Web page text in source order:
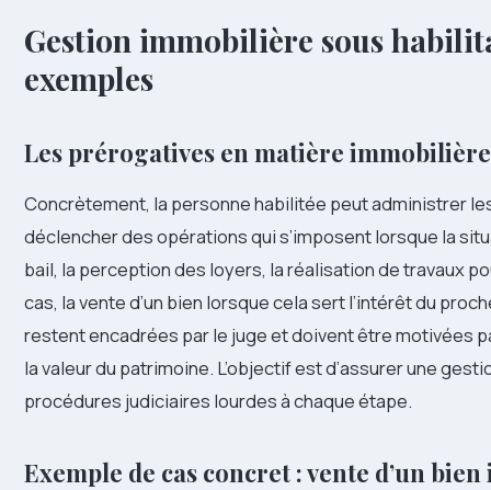
Gestion immobilière sous
exemples
Les prérogatives en matière
Concrètement, la personne habilitée peut administrer
déclencher des opérations qui s’imposent lorsque la
bail, la perception des loyers, la réalisation de travaux
cas, la vente d’un bien lorsque cela sert l’intérêt du
restent encadrées par le juge et doivent être motivées
la valeur du patrimoine. L’objectif est d’assurer une
procédures judiciaires lourdes à chaque étape.
Exemple de cas concret : vente d’un